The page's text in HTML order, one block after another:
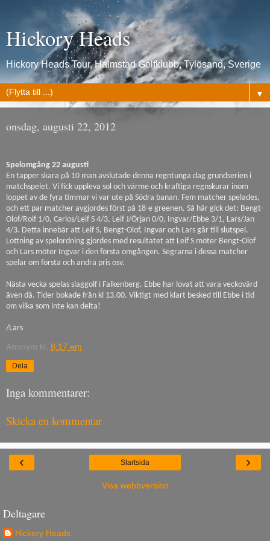
Hickory Heads
Hickory Heads Tour, Halmstad Golfklubb, Tylösand, Sverige
▼
onsdag, augusti 22, 2012
Spelomgång 22 augusti
En tapper skara på 10 man avslutade denna regntunga dag grundserien i
matchspelet. Vi fick uppleva sol och värme och kraftiga regnskurar inom
loppet av de fyra timmar vi var ute på Södra banan. Fem matcher spelades,
och ett par matcher avgjordes först på 18-e greenen. Så här gick det: Bengt-
Olof/Rolf 1/0, Carlos/Leif S 4/3, Leif J/Örjan 0/0, Ingvar/Ebbe 3/1, Lars/Jan
4/3. Detta innebär att Leif S, Bengt-Olof, Ingvar och Lars går till slutspel.
Lottning av spelordning gjordes med resultatet att Leif S möter Bengt-Olof
och Lars möter Ingvar i den första omgången. Segrarna i dessa matcher
spelar om första och andra pris osv.
Nästa vecka spelas slaggolf i Falkenberg. Ebbe har lovat att vara veckovärd
även då. Tider bokade från kl 13.00. Viktigt med klart besked till Ebbe i tid
om vilka som inte kan delta!
/Lars
Anonym kl. 8:17 em
Dela
Inga kommentarer:
Skicka en kommentar
‹ ›
Startsida
Visa webbversion
Deltagare
Hickory Heads